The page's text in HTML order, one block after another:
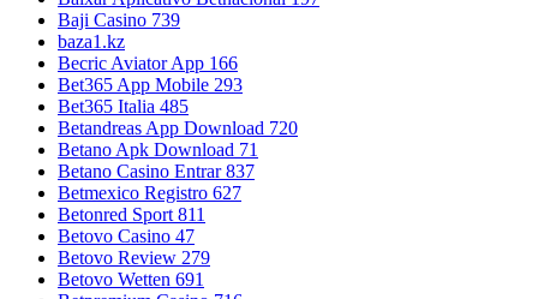
Baji Casino 739
baza1.kz
Becric Aviator App 166
Bet365 App Mobile 293
Bet365 Italia 485
Betandreas App Download 720
Betano Apk Download 71
Betano Casino Entrar 837
Betmexico Registro 627
Betonred Sport 811
Betovo Casino 47
Betovo Review 279
Betovo Wetten 691